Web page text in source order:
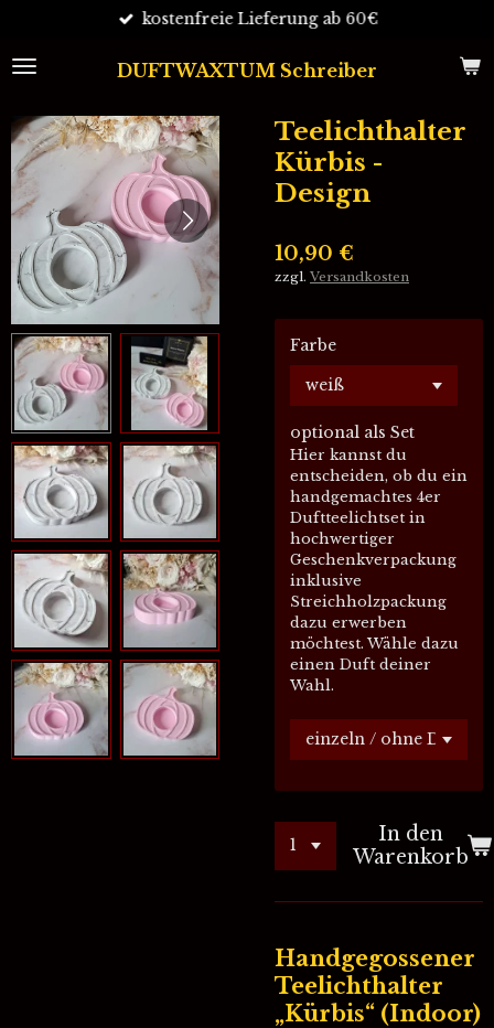
springen
DUFTWAXTUM Schreiber
kostenfreie Lieferung ab 60€
Teelichthalter
Kürbis -
Design
10,90 €
zzgl. Versandkosten
Farbe
optional als Set
Hier kannst du
entscheiden, ob du ein
handgemachtes 4er
Duftteelichtset in
hochwertiger
Geschenkverpackung
inklusive
Streichholzpackung
dazu erwerben
möchtest. Wähle dazu
einen Duft deiner
Wahl.
In den
Warenkorb
Handgegossener
Teelichthalter
„Kürbis“ (Indoor)